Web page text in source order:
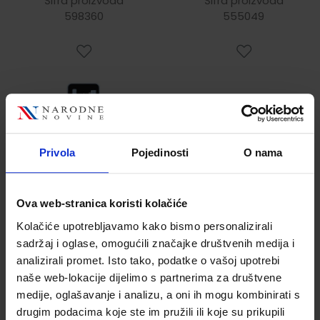
Privola Pojedinosti O nama
Ova web-stranica koristi kolačiće
Kolačiće upotrebljavamo kako bismo personalizirali
sadržaj i oglase, omogućili značajke društvenih medija i
analizirali promet. Isto tako, podatke o vašoj upotrebi
naše web-lokacije dijelimo s partnerima za društvene
medije, oglašavanje i analizu, a oni ih mogu kombinirati s
drugim podacima koje ste im pružili ili koje su prikupili
plava
598360
21,65 €
555049